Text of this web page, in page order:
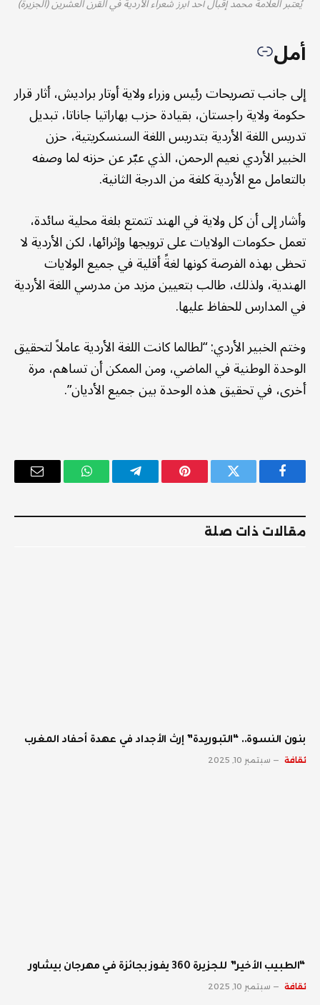
يُعتبر العلامة محمد إقبال أحد أبرز شعراء الأردية في القرن العشرين (الجزيرة)
أمل
إلى جانب تصريحات رئيس وزراء ولاية أوتار براديش، أثار قرار
حكومة ولاية راجستان، بقيادة حزب بهاراتيا جاناتا، تبديل
تدريس اللغة الأردية بتدريس اللغة السنسكريتية، حزن
الخبير الأردي نعيم الرحمن، الذي عبّر عن حزنه لما وصفه
بالتعامل مع الأردية كلغة من الدرجة الثانية.
وأشار إلى أن كل ولاية في الهند تتمتع بلغة محلية سائدة،
تعمل حكومات الولايات على ترويجها وإثرائها، لكن الأردية لا
تحظى بهذه الفرصة كونها لغةً أقلية في جميع الولايات
الهندية، ولذلك، طالب بتعيين مزيد من مدرسي اللغة الأردية
في المدارس للحفاظ عليها.
وختم الخبير الأردي: “لطالما كانت اللغة الأردية عاملاً لتحقيق
الوحدة الوطنية في الماضي، ومن الممكن أن تساهم، مرة
أخرى، في تحقيق هذه الوحدة بين جميع الأديان”.
فيسبوك تويتر بينتيريستتيلقرام واتساب
البريد
مقالات ذات صلة
بنون النسوة.. “التبوريدة” إرث الأجداد في عهدة أحفاد المغرب
ثقافة سبتمبر 10, 2025
“الطبيب الأخير” للجزيرة 360 يفوز بجائزة في مهرجان بيشاور
ثقافة سبتمبر 10, 2025